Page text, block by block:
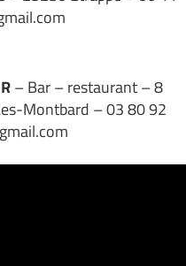
– Bar – restaurant – 8
Montbard – 03 80 92